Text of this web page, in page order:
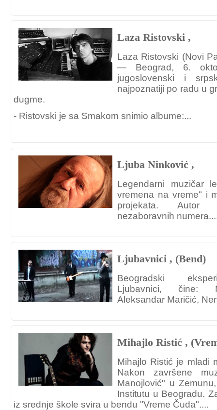
Laza Ristovski ,
Laza Ristovski (Novi
— Beograd, 6.
jugoslovenski i
najpoznatiji po radu u
dugme.
- Ristovski je sa Smakom snimio albume:...
Ljuba Ninković ,
Legendarni muzičar
vremena na vreme" i
projekata. Autor
nezaboravnih
Ljubavnici , (Bend)
Beogradski
Ljubavnici, čine:
Aleksandar Maričić,
Mihajlo Ristić ,
Mihajlo Ristić je mladi
Nakon završene
Manojlović" u
Institutu u Beogradu.
iz srednje škole svira u bendu "Vreme Čuda"....